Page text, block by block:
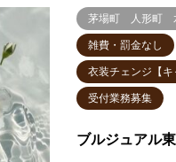
茅場町 人形町
雑費・罰金なし
衣装チェンジ【キ
受付業務募集
ブルジュアル